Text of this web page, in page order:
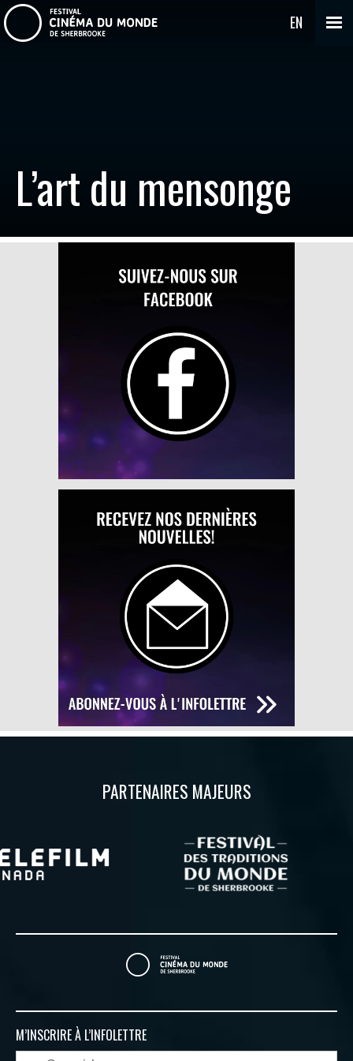
EN
L’art du mensonge
PARTENAIRES MAJEURS
M’INSCRIRE À L’INFOLETTRE